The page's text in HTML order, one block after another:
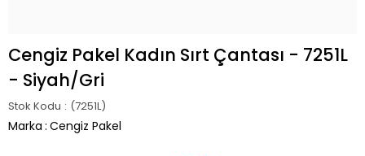
Cengiz Pakel Kadın Sırt Çantası - 7251L
- Siyah/Gri
Stok Kodu (7251L)
Marka : Cengiz Pakel